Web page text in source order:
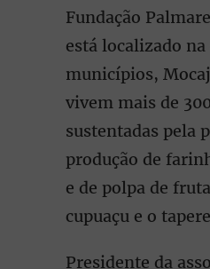
Fundação
está localizado
municípios,
vivem mais de
sustentadas pela
produção de
e de polpa de
cupuaçu e o
Presidente da